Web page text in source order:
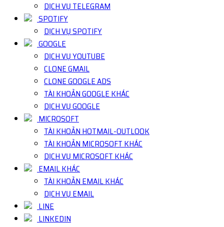
DỊCH VỤ TELEGRAM
SPOTIFY
DỊCH VỤ SPOTIFY
GOOGLE
DỊCH VỤ YOUTUBE
CLONE GMAIL
CLONE GOOGLE ADS
TÀI KHOẢN GOOGLE KHÁC
DỊCH VỤ GOOGLE
MICROSOFT
TÀI KHOẢN HOTMAIL-OUTLOOK
TÀI KHOẢN MICROSOFT KHÁC
DỊCH VỤ MICROSOFT KHÁC
EMAIL KHÁC
TÀI KHOẢN EMAIL KHÁC
DỊCH VỤ EMAIL
LINE
LINKEDIN